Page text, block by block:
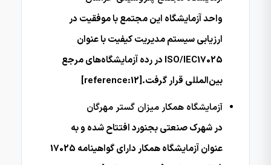
واحد آزمایشگاه این مجتمع با موفقیت در
ارزیابی سیستم مدیریت کیفیت با عنوان
ISO/IEC17025 در رده آزمایشگاه‌های مرجع
بین‌المللی قرار گرفت.[reference:12]
آزمایشگاه همکار میزان گستر مهرگان
در شهرک صنعتی بجنورد افتتاح شده و به
عنوان آزمایشگاه همکار دارای گواهینامه 17025